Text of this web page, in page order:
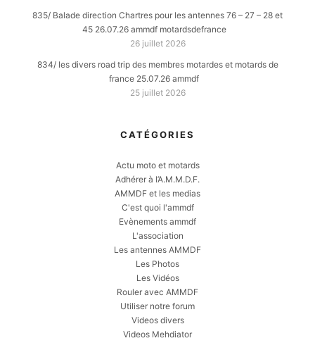
835/ Balade direction Chartres pour les antennes 76 – 27 – 28 et
45 26.07.26 ammdf motardsdefrance
26 juillet 2026
834/ les divers road trip des membres motardes et motards de
france 25.07.26 ammdf
25 juillet 2026
CATÉGORIES
Actu moto et motards
Adhérer à l’A.M.M.D.F.
AMMDF et les medias
C'est quoi l'ammdf
Evènements ammdf
L'association
Les antennes AMMDF
Les Photos
Les Vidéos
Rouler avec AMMDF
Utiliser notre forum
Videos divers
Videos Mehdiator